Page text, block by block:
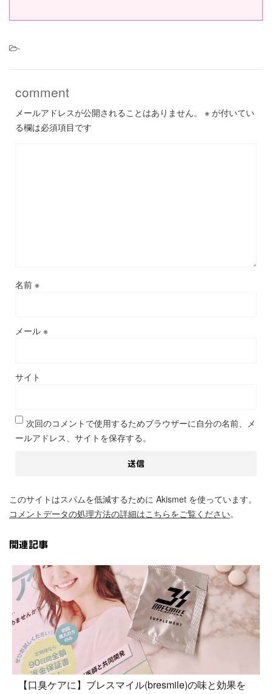
-
comment
メールアドレスが公開されることはありません。 ※ が付いてい
る欄は必須項目です
名前 ※
メール ※
サイト
次回のコメントで使用するためブラウザーに自分の名前、メ
ールアドレス、サイトを保存する。
このサイトはスパムを低減するために Akismet を使っています。
コメントデータの処理方法の詳細はこちらをご覧ください。
関連記事
【口臭ケアに】ブレスマイル(bresmile)の味と効果を